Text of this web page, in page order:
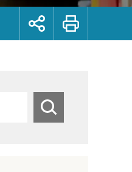
展
鈕
列
搜
尋